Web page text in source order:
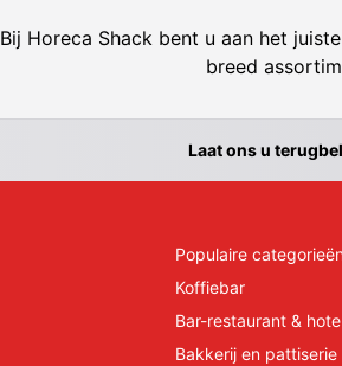
Bij Horeca Shack bent u aan het
breed
Laat ons u
Populaire
Koffiebar
Bar-restaurant &
Bakkerij en pattiserie